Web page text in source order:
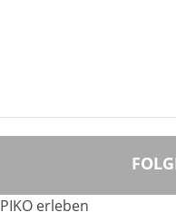
PIKO erleben